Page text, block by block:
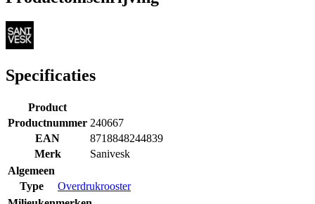
Specificaties
Product
Productnummer 240667
EAN
8718848244839
Merk
Sanivesk
Algemeen
Type
Overdrukrooster